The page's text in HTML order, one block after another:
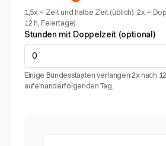
1,5x = Zeit und halbe Zeit (üblich). 2x =
12 h, Feiertage).
Stunden mit Doppelzeit (optional)
Einige Bundesstaaten verlangen 2x nach
aufeinanderfolgenden Tag.